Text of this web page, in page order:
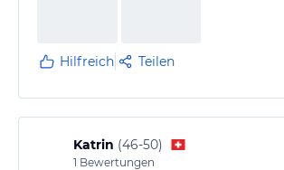
Hilfreich Teilen
Katrin (46-50)
1 Bewertungen